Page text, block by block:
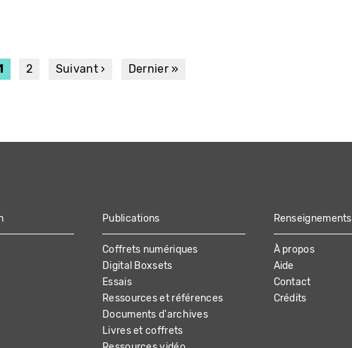
PAGINATION
Page
2
Page
Suivant ›
Dernière
Dernier »
Publications
Coffrets numériques
Digital Boxsets
Essais
Ressources et références
Documents d'archives
Livres et coffrets
Renseignements
À propos
Aide
Contact
Crédits